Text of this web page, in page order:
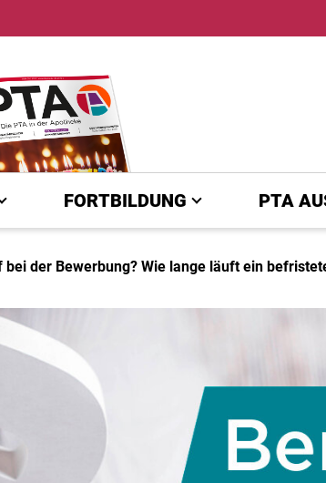
FORTBILDUNG PTA
bei der Bewerbung? Wie lange läuft ein